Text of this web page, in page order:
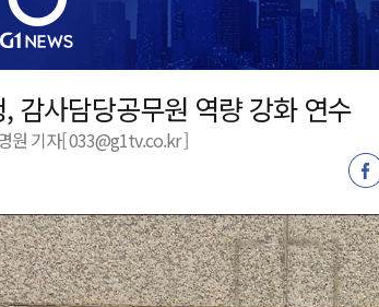
감사담당공무원 역량 강화 연수
원 기자[ 033@g1tv.co.kr ]